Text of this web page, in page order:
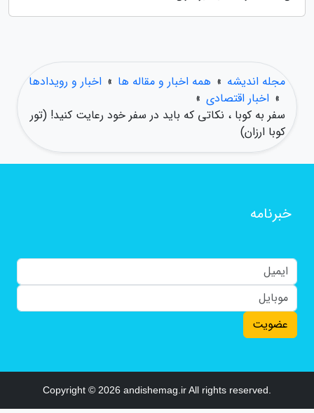
مجله اندیشه » همه اخبار و مقاله ها » اخبار و رویدادها
» اخبار اقتصادی »
سفر به کوبا ، نکاتی که باید در سفر خود رعایت کنید! (تور
کوبا ارزان)
خبرنامه
عضویت
Copyright © 2026 andishemag.ir All rights reserved.